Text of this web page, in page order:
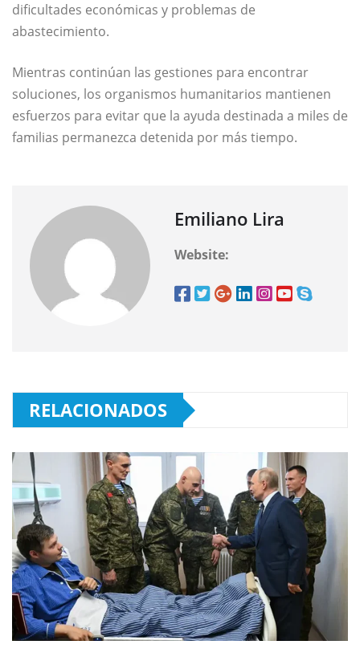
dificultades económicas y problemas de
abastecimiento.
Mientras continúan las gestiones para encontrar
soluciones, los organismos humanitarios mantienen
esfuerzos para evitar que la ayuda destinada a miles de
familias permanezca detenida por más tiempo.
Emiliano Lira
Website:
RELACIONADOS